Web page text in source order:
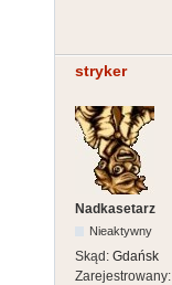
stryker
Nadkasetarz
Nieaktywny
Skąd: Gdańsk
Zarejestrowany: